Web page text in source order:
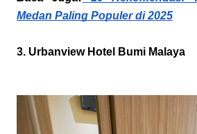
Medan Paling Populer di 2025
3. Urbanview Hotel Bumi Malaya